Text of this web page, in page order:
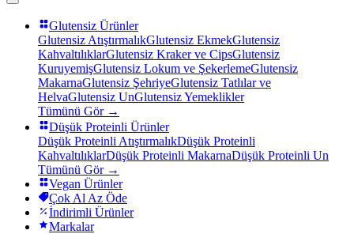
Glutensiz Ürünler
Glutensiz AtıştırmalıkGlutensiz EkmekGlutensiz
KahvaltılıklarGlutensiz Kraker ve CipsGlutensiz
KuruyemişGlutensiz Lokum ve ŞekerlemeGlutensiz
MakarnaGlutensiz ŞehriyeGlutensiz Tatlılar ve
HelvaGlutensiz UnGlutensiz Yemeklikler
Tümünü Gör →
Düşük Proteinli Ürünler
Düşük Proteinli AtıştırmalıkDüşük Proteinli
KahvaltılıklarDüşük Proteinli MakarnaDüşük Proteinli Un
Tümünü Gör →
Vegan Ürünler
Çok Al Az Öde
İndirimli Ürünler
Markalar